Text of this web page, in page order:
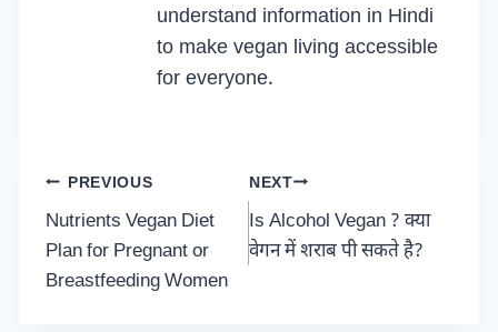
understand information in Hindi
to make vegan living accessible
for everyone.
Post
navigation
PREVIOUS
Nutrients Vegan Diet
Plan for Pregnant or
Breastfeeding Women
NEXT
Is Alcohol Vegan ? क्या
वेगन में शराब पी सकते है?